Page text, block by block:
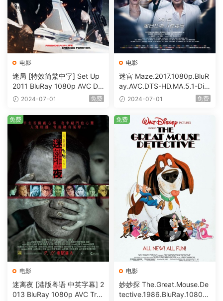
电影
迷局 [特效简繁中字] Set Up
2011 BluRay 1080p AVC DT
S-HD MA5.1-shhaclm@CHD
2024-07-01 免费
电影
迷宫 Maze.2017.1080p.BluR
ay.AVC.DTS-HD.MA.5.1-DiY
@HDHome [BDISO 19.7GB]
2024-07-01 免费
电影
迷离夜 [港版粤语 中英字幕] 2
013 BluRay 1080p AVC Tru
免费
电影
妙妙探 The.Great.Mouse.De
tective.1986.BluRay.1080p.
免费